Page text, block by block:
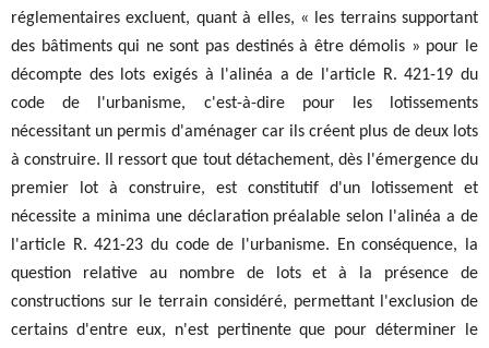
réglementaires excluent, quant à elles, « les terrains supportant
des bâtiments qui ne sont pas destinés à être démolis » pour le
décompte des lots exigés à l'alinéa a de l'article R. 421-19 du
code de l'urbanisme, c'est-à-dire pour les lotissements
nécessitant un permis d'aménager car ils créent plus de deux lots
à construire. Il ressort que tout détachement, dès l'émergence du
premier lot à construire, est constitutif d'un lotissement et
nécessite a minima une déclaration préalable selon l'alinéa a de
l'article R. 421-23 du code de l'urbanisme. En conséquence, la
question relative au nombre de lots et à la présence de
constructions sur le terrain considéré, permettant l'exclusion de
certains d'entre eux, n'est pertinente que pour déterminer le